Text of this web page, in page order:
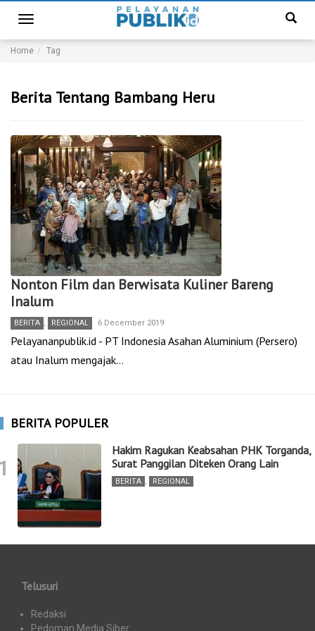
Toggle
navigation
Home Tag
Berita Tentang Bambang Heru
Nonton Film dan Berwisata Kuliner Bareng
Inalum
BERITA , REGIONAL 6 December 2019
Pelayananpublik.id - PT Indonesia Asahan Aluminium (Persero)
atau Inalum mengajak…
BERITA POPULER
Hakim Ragukan Keabsahan PHK Torganda,
Surat Panggilan Diteken Orang Lain
BERITA , REGIONAL
Telusuri
Redaksi
Pedoman Media Siber